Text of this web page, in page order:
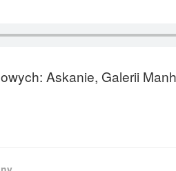
Askanie, Galerii